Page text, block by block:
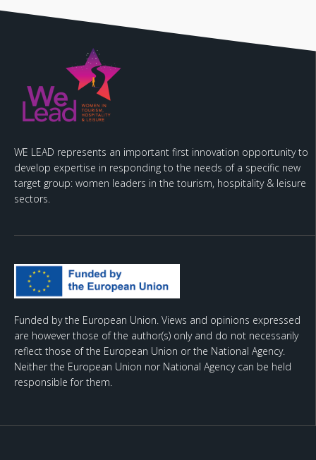
WE LEAD represents an important first innovation opportunity to
develop expertise in responding to the needs of a specific new
target group: women leaders in the tourism, hospitality & leisure
sectors.
Funded by the European Union. Views and opinions expressed
are however those of the author(s) only and do not necessarily
reflect those of the European Union or the National Agency.
Neither the European Union nor National Agency can be held
responsible for them.